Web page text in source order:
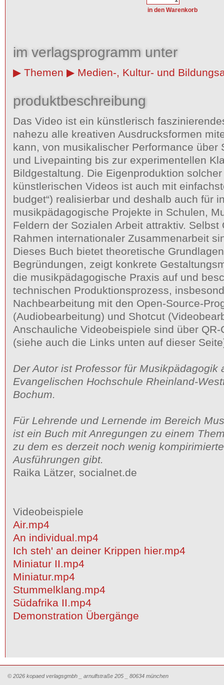
im verlagsprogramm unter
Themen Medien-, Kultur- und
produktbeschreibung
Das Video ist ein künstlerisch
nahezu alle kreativen Ausdrucksformen
kann, von musikalischer Performance über
und Livepainting bis zur experimentellen
Bildgestaltung. Die Eigenproduktion
künstlerischen Videos ist auch mit
budget“) realisierbar und deshalb auch für
musikpädagogische Projekte in Schulen,
Feldern der Sozialen Arbeit attraktiv. Selbst
Rahmen internationaler Zusammenarbeit
Dieses Buch bietet theoretische
Begründungen, zeigt konkrete
die musikpädagogische Praxis auf und
technischen Produktionsprozess,
Nachbearbeitung mit den Open-Source-
(Audiobearbeitung) und Shotcut
Anschauliche Videobeispiele sind über
(siehe auch die Links unten auf dieser
Der Autor ist Professor für Musikpädagogik
Evangelischen Hochschule Rheinland-
Bochum.
Für Lehrende und Lernende im Bereich
ist ein Buch mit Anregungen zu einem
zu dem es derzeit noch wenig
Ausführungen gibt.
Raika Lätzer, socialnet.de
Videobeispiele
Air.mp4
An individual.mp4
Ich steh' an deiner Krippen hier.mp4
Miniatur II.mp4
Miniatur.mp4
Stummelklang.mp4
Südafrika II.mp4
Demonstration Übergänge
© 2026 kopaed verlagsgmbh _ arnulfstraße 205 _ 80634 münchen